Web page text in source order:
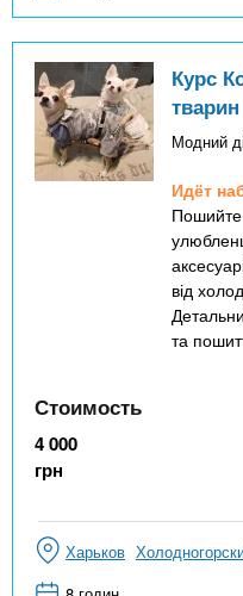
Курс
тварин
Модний
Идёт
Пошийте
від
та
Стоимость
4 000
грн
Харьков